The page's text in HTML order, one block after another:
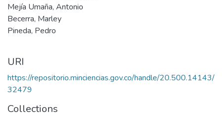
Mejía Umaña, Antonio
Becerra, Marley
Pineda, Pedro
URI
https://repositorio.minciencias.gov.co/handle/20.500.14143/
32479
Collections